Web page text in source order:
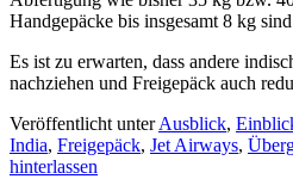
Handgepäcke bis insgesamt 8 kg
Es ist zu erwarten, dass andere
nachziehen und Freigepäck auch
Veröffentlicht unter Ausblick,
India, Freigepäck, Jet Airways,
hinterlassen